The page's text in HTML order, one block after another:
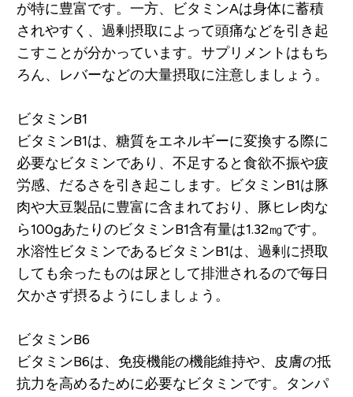
が特に豊富です。一方、ビタミンAは身体に蓄積
されやすく、過剰摂取によって頭痛などを引き起
こすことが分かっています。サプリメントはもち
ろん、レバーなどの大量摂取に注意しましょう。
ビタミンB1
ビタミンB1は、糖質をエネルギーに変換する際に
必要なビタミンであり、不足すると食欲不振や疲
労感、だるさを引き起こします。ビタミンB1は豚
肉や大豆製品に豊富に含まれており、豚ヒレ肉な
ら100gあたりのビタミンB1含有量は1.32㎎です。
水溶性ビタミンであるビタミンB1は、過剰に摂取
しても余ったものは尿として排泄されるので毎日
欠かさず摂るようにしましょう。
ビタミンB6
ビタミンB6は、免疫機能の機能維持や、皮膚の抵
抗力を高めるために必要なビタミンです。タンパ